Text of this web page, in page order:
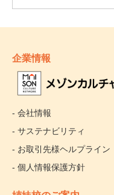
企業情報
- 会社情報
- サステナビリティ
- お取引先様ヘルプライン
- 個人情報保護方針